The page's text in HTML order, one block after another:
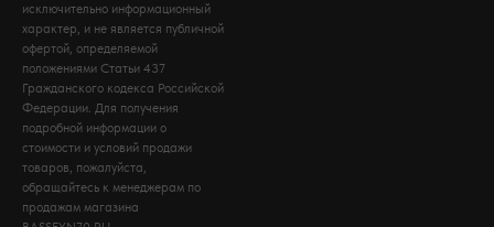
исключительно информационный
характер, и не является публичной
офертой, определяемой
положениями Статьи 437
Гражданского кодекса Российской
Федерации. Для получения
подробной информации о
стоимости и условий продажи
товаров, пожалуйста,
обращайтесь к менеджерам по
продажам магазина